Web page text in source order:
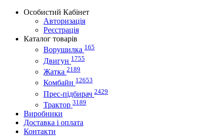
Особистий Кабінет
Авторизація
Реєстрація
Каталог товарів
Ворушилка 165
Двигун 1755
Жатка 2189
Комбайн 12653
Прес-підбирач 2429
Трактор 3189
Виробники
Доставка і оплата
Контакти